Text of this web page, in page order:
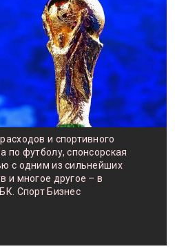
и спортивного
по футболу, спонсорская
с одним из сильнейших
и многое другое – в
Спорт Бизнес